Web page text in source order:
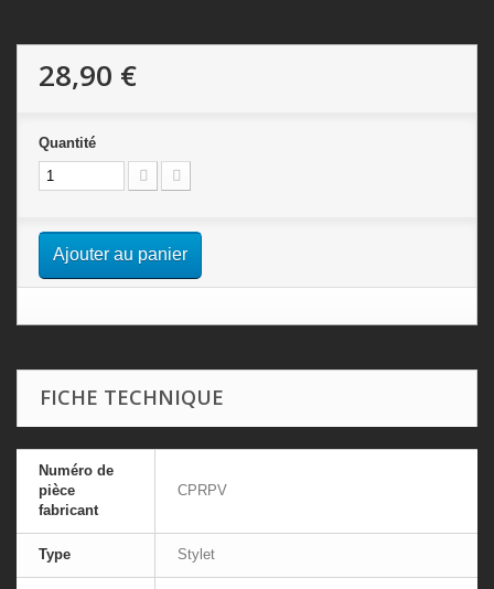
28,90 €
Quantité
Ajouter au panier
FICHE TECHNIQUE
Numéro de
pièce
fabricant
CPRPV
Type Stylet